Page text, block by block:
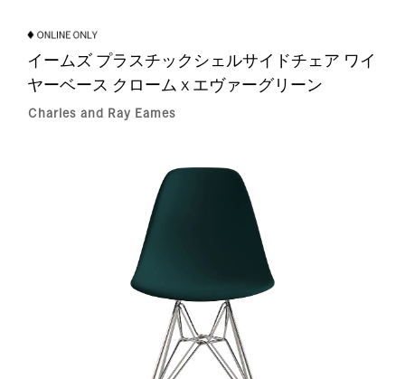
イームズ プラスチックシェルサイドチェア ワイ
ヤーベース クローム x エヴァーグリーン
Charles and Ray Eames